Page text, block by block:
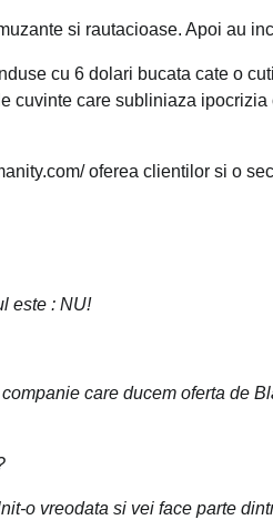
si rautacioase. Apoi au
cu 6 dolari bucata cate o
cuvinte care subliniaza
oferea clientilor si o
este : NU!
care ducem oferta de
o vreodata si vei face parte